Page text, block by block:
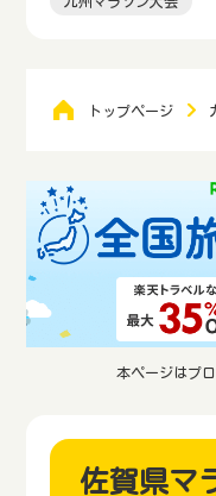
トップページ
本ページはプ
佐賀県マ